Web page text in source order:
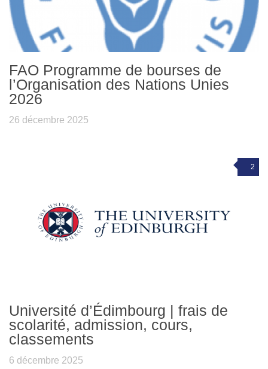
FAO Programme de bourses de
l’Organisation des Nations Unies
2026
26 décembre 2025
2
Université d’Édimbourg | frais de
scolarité, admission, cours,
classements
6 décembre 2025